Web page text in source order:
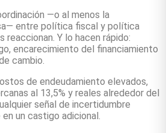
—o al menos la
entre política fiscal y política
reaccionan. Y lo hacen rápido:
encarecimiento del financiamiento
cambio.
de endeudamiento elevados,
al 13,5% y reales alrededor del
señal de incertidumbre
un castigo adicional.